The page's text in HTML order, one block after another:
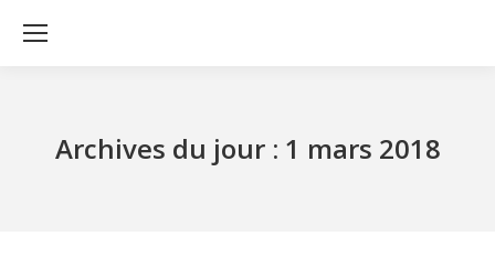
Archives du jour : 1 mars 2018